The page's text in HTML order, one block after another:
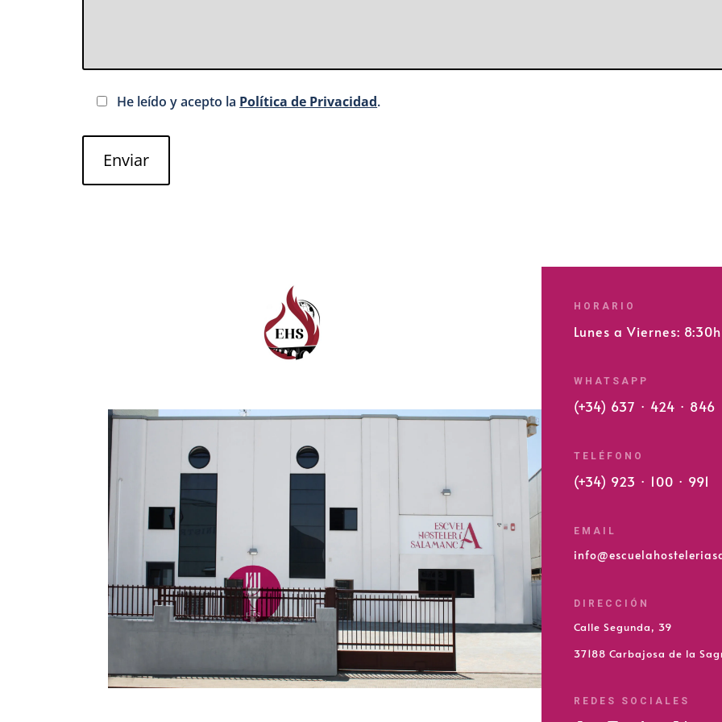
He leído y acepto la Política de Privacidad.
Enviar
HORARIO
Lunes a Viernes:
WHATSAPP
(+34) 637 · 424 · 846
TELÉFONO
(+34) 923 · 100 · 991
EMAIL
DIRECCIÓN
Calle Segunda, 39
37188 Carbajosa de la
REDES SOCIALES